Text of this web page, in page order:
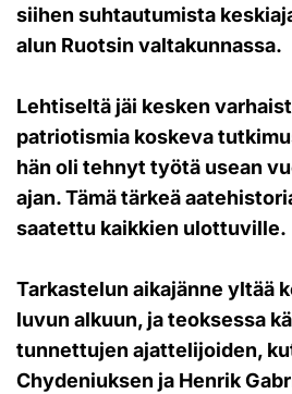
siihen suhtautumista
alun Ruotsin valtakunnassa.
Lehtiseltä jäi kesken
patriotismia koskeva
hän oli tehnyt työtä usean
ajan.Tämä tärkeä
saatettu kaikkien ulottuville.
Tarkastelun aikajänne yltää
luvun alkuun, ja teoksessa
tunnettujen ajattelijoiden,
Chydeniuksen ja Henrik